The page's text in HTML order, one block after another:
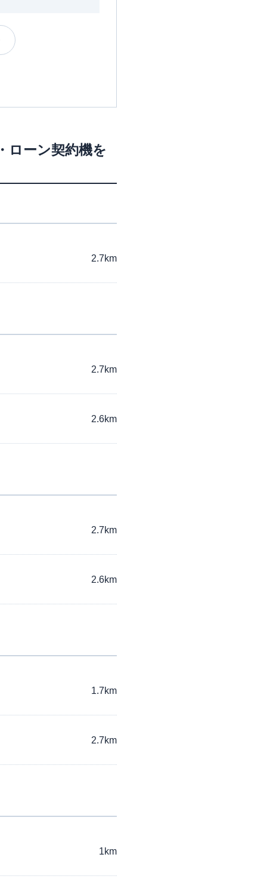
ローン契約機を
2.7km
2.7km
2.6km
2.7km
2.6km
1.7km
2.7km
1km